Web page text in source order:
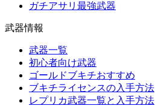
ガチアサリ最強武器
武器情報
武器一覧
初心者向け武器
ゴールドブキチおすすめ
ブキチライセンスの入手方法
レプリカ武器一覧と入手方法